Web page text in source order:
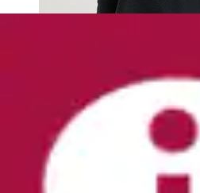
Pullunder »Regular Fit«